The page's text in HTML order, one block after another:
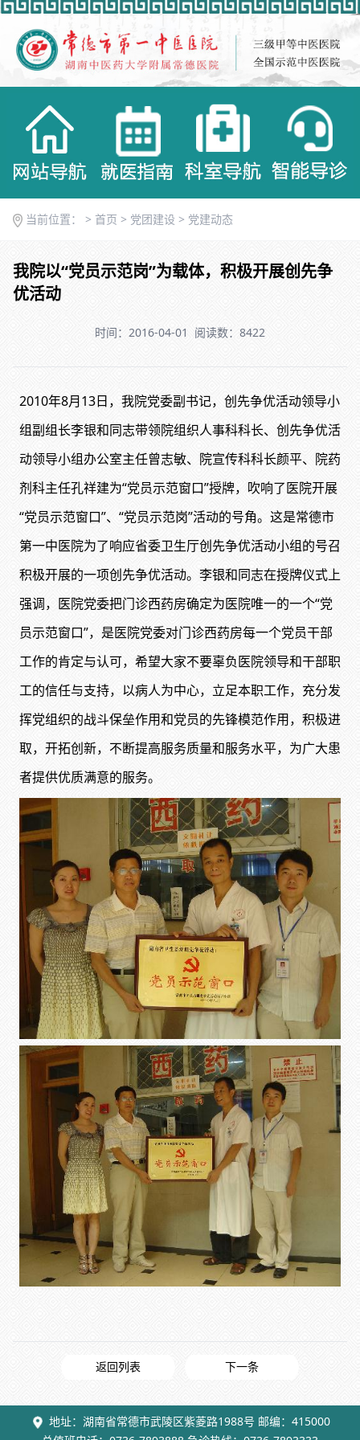
当前位置： > 首页 > 党团建设 > 党建动态
我院以“党员示范岗”为载体，积极开展创先争
优活动
时间：2016-04-01 阅读数：8422
2010年8月13日，我院党委副书记，创先争优活动领导小
组副组长李银和同志带领院组织人事科科长、创先争优活
动领导小组办公室主任曾志敏、院宣传科科长颜平、院药
剂科主任孔祥建为“党员示范窗口”授牌，吹响了医院开展
“党员示范窗口”、“党员示范岗”活动的号角。这是常德市
第一中医院为了响应省委卫生厅创先争优活动小组的号召
积极开展的一项创先争优活动。李银和同志在授牌仪式上
强调，医院党委把门诊西药房确定为医院唯一的一个“党
员示范窗口”，是医院党委对门诊西药房每一个党员干部
工作的肯定与认可，希望大家不要辜负医院领导和干部职
工的信任与支持，以病人为中心，立足本职工作，充分发
挥党组织的战斗保垒作用和党员的先锋模范作用，积极进
取，开拓创新，不断提高服务质量和服务水平，为广大患
者提供优质满意的服务。
返回列表 下一条
地址：湖南省常德市武陵区紫菱路1988号 邮编：415000